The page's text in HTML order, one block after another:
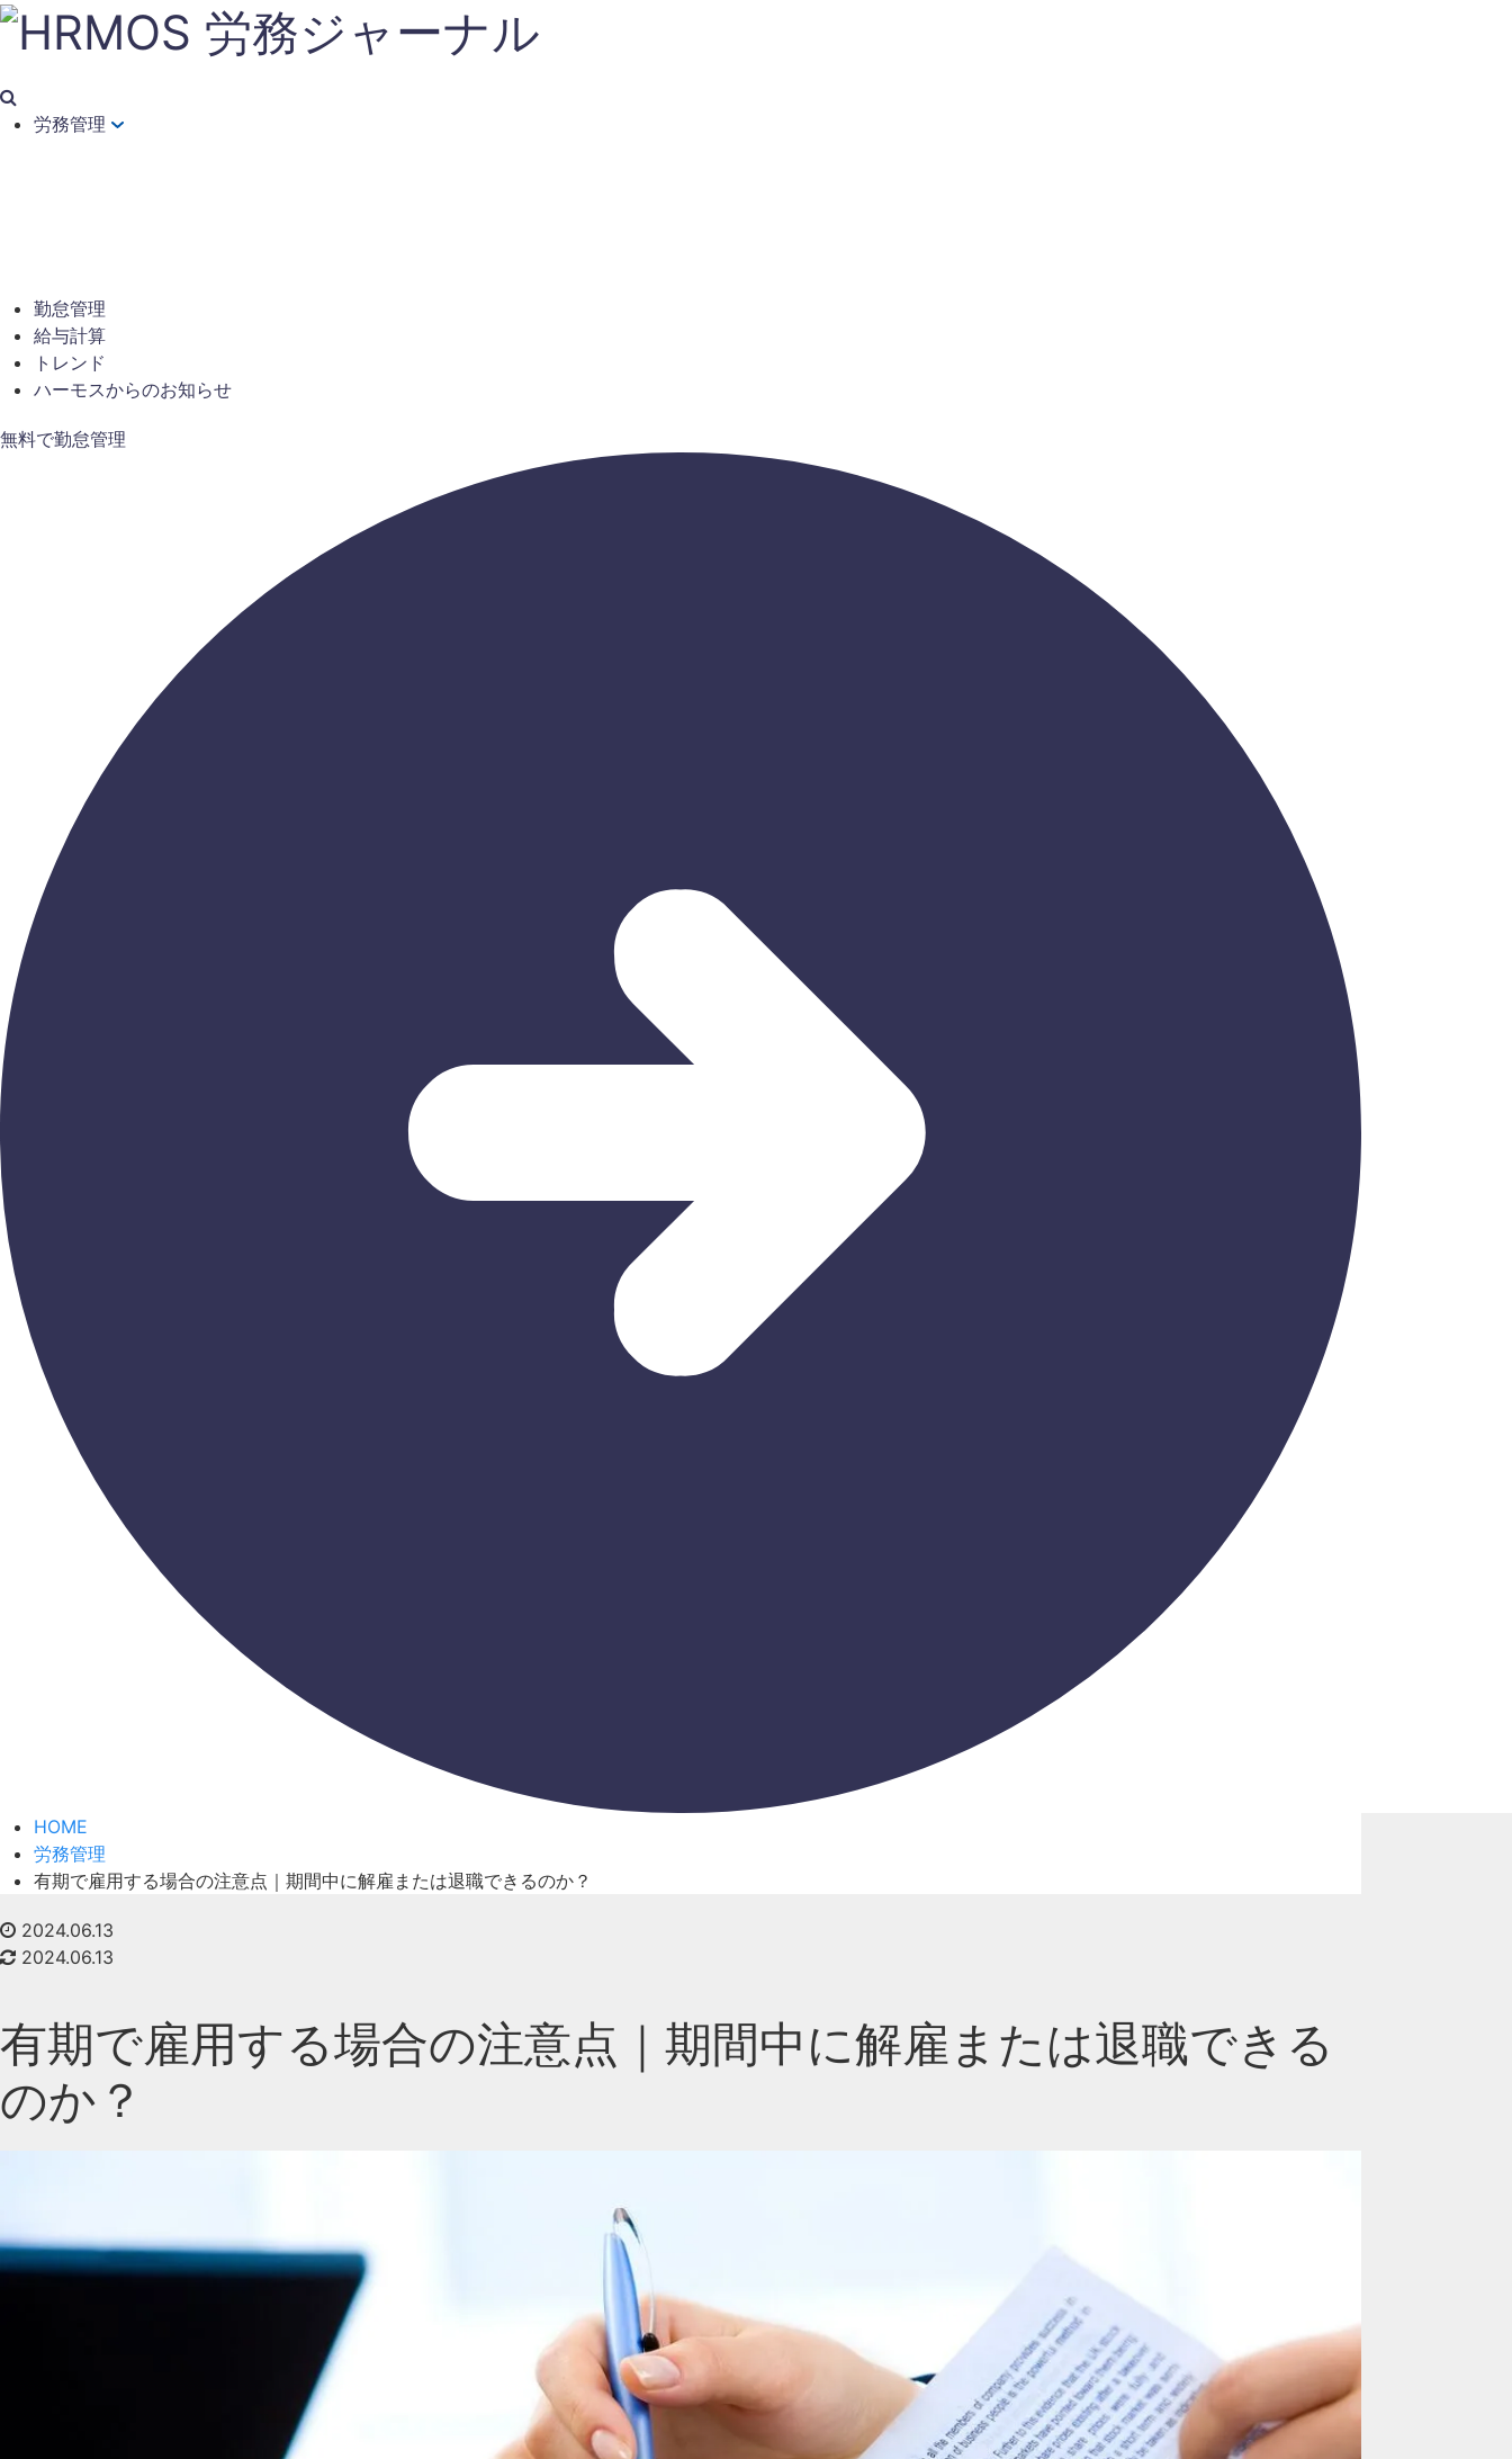
労務管理
勤怠管理
給与計算
トレンド
ハーモスからのお知らせ
無料で勤怠管理
HOME
労務管理
有期で雇用する場合の注意点｜期間中に解雇または退職できるのか？
2024.06.13
2024.06.13
有期で雇用する場合の注意点｜期間中に解雇または退職できる
のか？